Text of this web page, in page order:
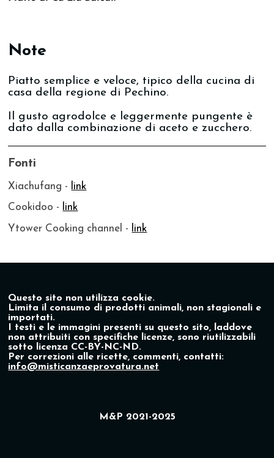
Note
Piatto semplice e veloce, tipico della cucina di
casa della regione di Pechino.
Il gusto agrodolce e leggermente pungente è
dato dalla combinazione di aceto e zucchero.
Fonti
Xiachufang - link
Cookidoo - link
Ytower Cooking channel - link
Questo sito non utilizza cookie.
Limita il consumo di prodotti animali, non stagionali e
importati.
I testi e le immagini presenti su questo sito, laddove
non attribuiti con specifiche licenze, sono riutilizzabili
sotto licenza CC-BY-NC-ND.
Per correzioni alle ricette, commenti, contatti:
info@misticanzaeprovatura.net
M&P 2021-2025